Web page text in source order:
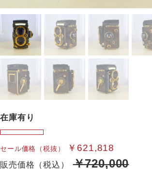
在庫有り
セール価格（税抜） ￥621,818
販売価格（税込） ￥720,000